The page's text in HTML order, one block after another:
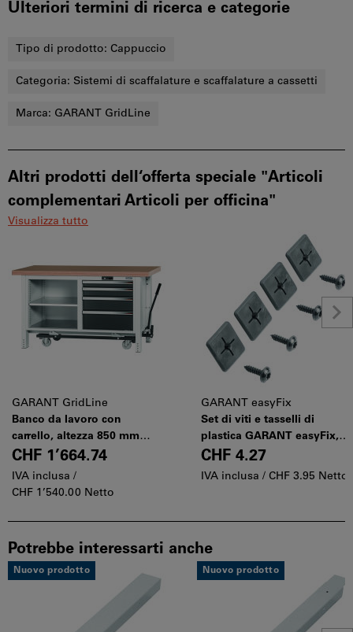
Ulteriori termini di ricerca e categorie
Tipo di prodotto: Cappuccio
Categoria: Sistemi di scaffalature e scaffalature a cassetti
Marca: GARANT GridLine
Altri prodotti dell‘offerta speciale "Articoli
complementari Articoli per officina"
Visualizza tutto
GARANT GridLine
Banco da lavoro con
carrello, altezza 850 mm
con pannello in faggio
multiplex, 20×20G,
Lunghezza piano: 1500mm
CHF 1’664.74
IVA inclusa /
CHF 1’540.00 Netto
GARANT easyFix
Set di viti e tasselli di
plastica GARANT easyFix,
Modello: 4
CHF 4.27
IVA inclusa / CHF 3.95 Netto
Potrebbe interessarti anche
Nuovo prodotto Nuovo prodotto